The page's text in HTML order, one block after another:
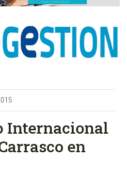
Internacional
en